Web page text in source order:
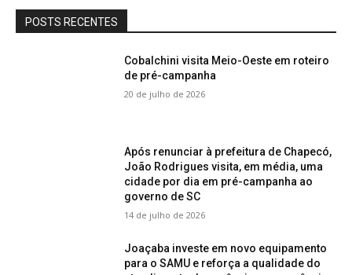
POSTS RECENTES
Cobalchini visita Meio-Oeste em roteiro
de pré-campanha
20 de julho de 2026
Após renunciar à prefeitura de Chapecó,
João Rodrigues visita, em média, uma
cidade por dia em pré-campanha ao
governo de SC
14 de julho de 2026
Joaçaba investe em novo equipamento
para o SAMU e reforça a qualidade do